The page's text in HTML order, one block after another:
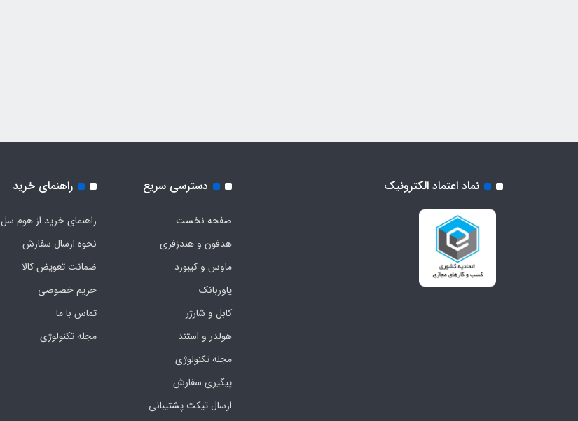
نماد اعتماد الکترونیک دسترسی سریع
صفحه نخست
هدفون‌ و‌ هندزفری
ماوس و کیبورد
پاوربانک
کابل و شارژر
هولدر و استند
مجله تکنولوژی
پیگیری سفارش
ارسال تیکت پشتیبانی
راهنمای خرید
راهنمای خرید از هوم سل
نحوه ارسال سفارش
ضمانت تعویض کالا
حریم خصوصی
تماس با ما
مجله تکنولوژی